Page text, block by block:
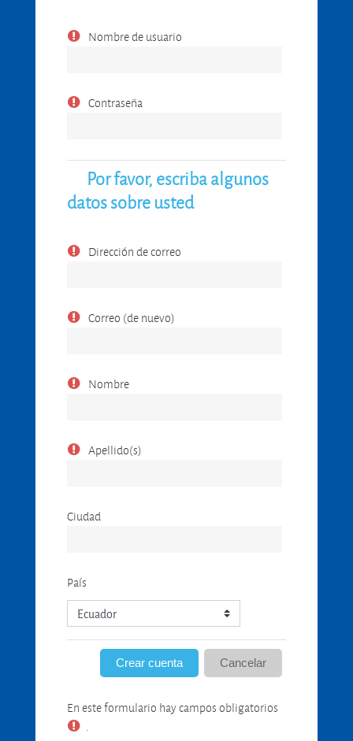
Nombre de usuario
Contraseña
Por favor, escriba algunos
datos sobre usted
Dirección de correo
Correo (de nuevo)
Nombre
Apellido(s)
Ciudad
País
En este formulario hay campos obligatorios
.